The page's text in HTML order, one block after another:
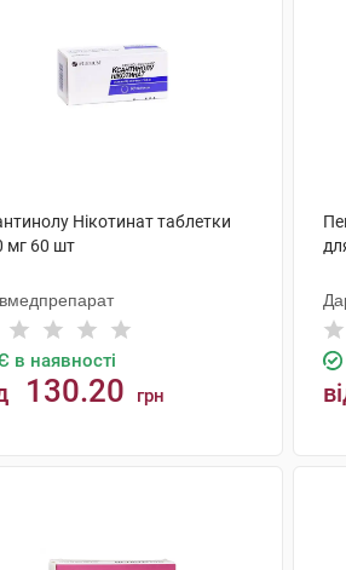
Нікотинат таблетки
мг 60 шт
в наявності
130.20 грн